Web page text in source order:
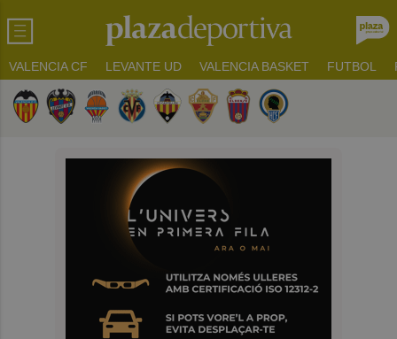
VALENCIA CF LEVANTE UD VALENCIA BASKET FUTBOL